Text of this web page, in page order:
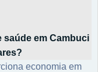
saúde em Cambuci
economia em